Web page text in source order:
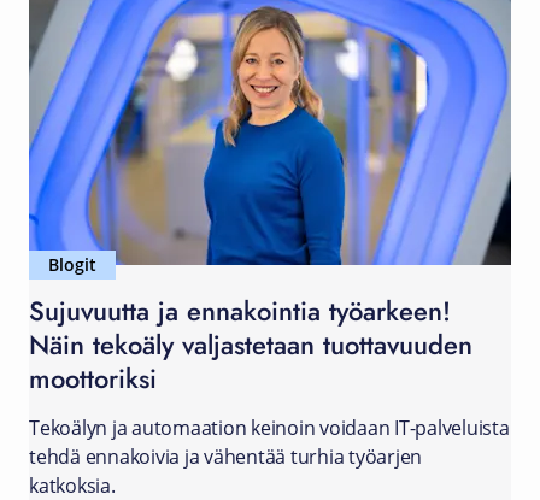
Blogit
Sujuvuutta ja ennakointia työarkeen!
Näin tekoäly valjastetaan tuottavuuden
moottoriksi
Tekoälyn ja automaation keinoin voidaan IT-palveluista
tehdä ennakoivia ja vähentää turhia työarjen
katkoksia.